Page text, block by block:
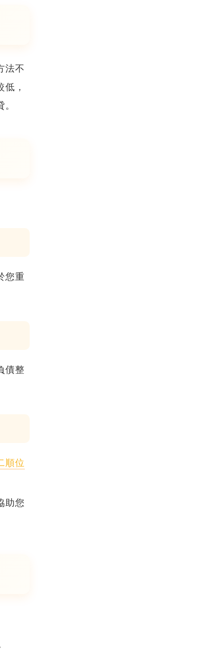
法不
低，
您重
債整
順位
助您